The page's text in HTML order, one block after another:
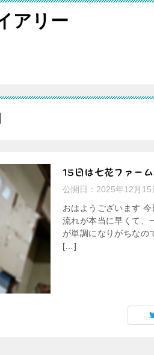
アリー
公開日： 2025年12月15
おはようございます
流れが本当に早くて、
が単調になりがちなの
[…]